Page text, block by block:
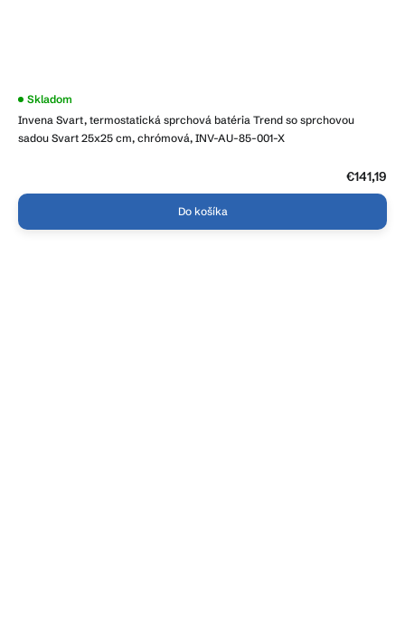
Invena Svart, termostatická sprchová batéria Trend so sprchovou
sadou Svart 25x25 cm, chrómová, INV-AU-85-001-X
Skladom
€141,19
Do košíka